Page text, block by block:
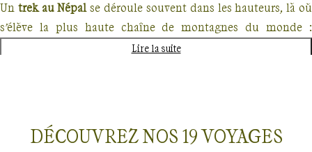
Un trek au Népal se déroule souvent dans les hauteurs, là où
s’élève la plus haute chaîne de montagnes du monde :
l’Himalaya. Le Népal attire autant pour la variété de ses
En moins de 200km, l’altitude passe de 100m dans les plaines
Lire la suite
DÉCOUVREZ NOS 19VOYAGES